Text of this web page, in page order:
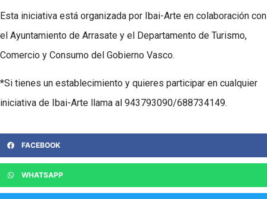
Esta iniciativa está organizada por Ibai-Arte en colaboración con
el Ayuntamiento de Arrasate y el Departamento de Turismo,
Comercio y Consumo del Gobierno Vasco.
*Si tienes un establecimiento y quieres participar en cualquier
iniciativa de Ibai-Arte llama al 943793090/688734149.
FACEBOOK
WHATSAPP